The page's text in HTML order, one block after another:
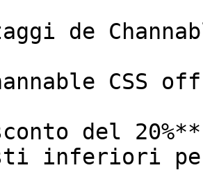
de
CSS
del